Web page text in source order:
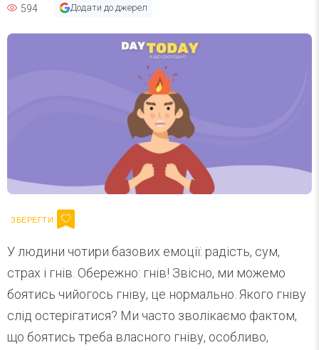
594
Додати до джерел
У людини чотири базових емоції: радість, сум,
страх і гнів. Обережно: гнів! Звісно, ми можемо
боятись чийогось гніву, це нормально. Якого гніву
слід остерігатися? Ми часто зволікаємо фактом,
що боятись треба власного гніву, особливо,